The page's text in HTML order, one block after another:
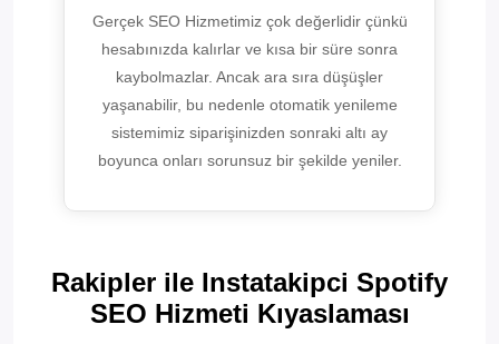
Gerçek SEO Hizmetimiz çok değerlidir çünkü
hesabınızda kalırlar ve kısa bir süre sonra
kaybolmazlar. Ancak ara sıra düşüşler
yaşanabilir, bu nedenle otomatik yenileme
sistemimiz siparişinizden sonraki altı ay
boyunca onları sorunsuz bir şekilde yeniler.
Rakipler ile Instatakipci Spotify
SEO Hizmeti Kıyaslaması